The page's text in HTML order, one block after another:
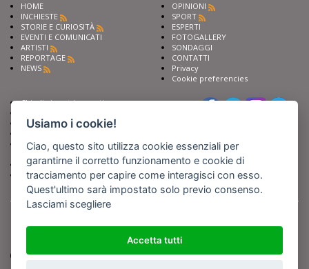
HOME
INCHIESTE
STORIE E CURIOSITÀ
EVENTI E COMUNICATI
ARTISTI
REPORTAGE
NEWS
OPINIONI
SPORT
ESPERTI
FOTOGALLERY
SONDAGGI
CONTATTI
Privacy
Cookie preferencies
Chiedi ai nostri esperti
Fai pubblicità con noi
Iscriviti al nostro corso di
giornalismo
Compra i nostri libri
Entra in Barinedita Map
Copyright BARIREPORT s.a.s. All rights reserved - Tutte le fotografie recanti il
logo di Barinedita sono state commissionate da BARIREPORT s.a.s. che ne
detiene i Diritti d'Autore e sono state prodotte nell'anno 2012 e seguenti
(tranne che non vi sia uno specifico anno di scatto riportato)
Usiamo i cookie!
Ciao, questo sito utilizza cookie essenziali per
garantirne il corretto funzionamento e cookie di
tracciamento per capire come interagisci con esso.
Quest'ultimo sarà impostato solo previo consenso.
Lasciami scegliere
Accetta tutti